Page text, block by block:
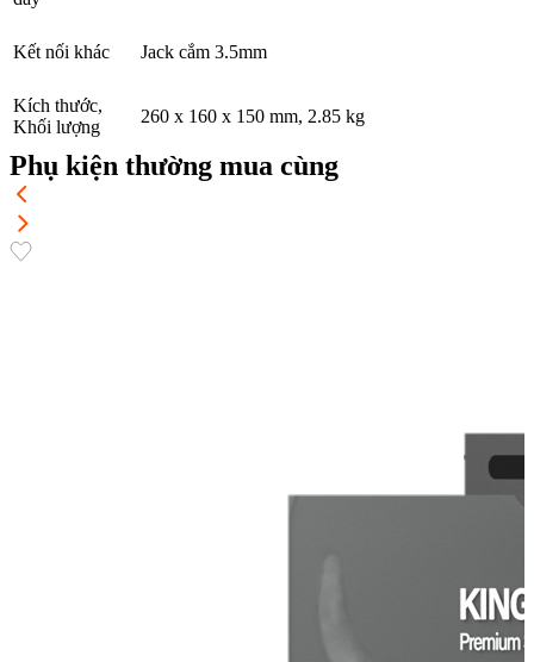
Kết nối khác Jack cắm 3.5mm
Kích thước,
Khối lượng
260 x 160 x 150 mm, 2.85 kg
Phụ kiện thường mua cùng